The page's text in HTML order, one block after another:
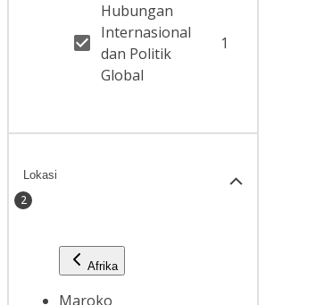
Hubungan
Internasional
dan Politik
Global
1
Lokasi
2
Afrika
Maroko